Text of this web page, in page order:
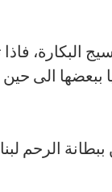
البكارة،
الى حين
الرحم